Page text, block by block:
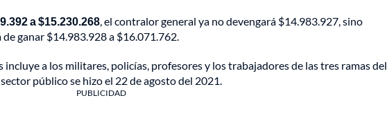
a $15.230.268, el contralor general ya no devengará $14.983.927, sino
ganar $14.983.928 a $16.071.762.
a los militares, policías, profesores y los trabajadores de las tres ramas del
público se hizo el 22 de agosto del 2021.
PUBLICIDAD